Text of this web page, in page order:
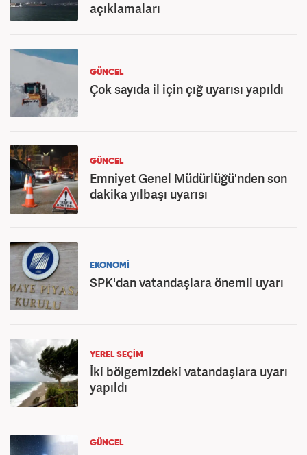
açıklamaları
GÜNCEL
Çok sayıda il için çığ uyarısı yapıldı
GÜNCEL
Emniyet Genel Müdürlüğü'nden son
dakika yılbaşı uyarısı
EKONOMİ
SPK'dan vatandaşlara önemli uyarı
YEREL SEÇİM
İki bölgemizdeki vatandaşlara uyarı
yapıldı
GÜNCEL